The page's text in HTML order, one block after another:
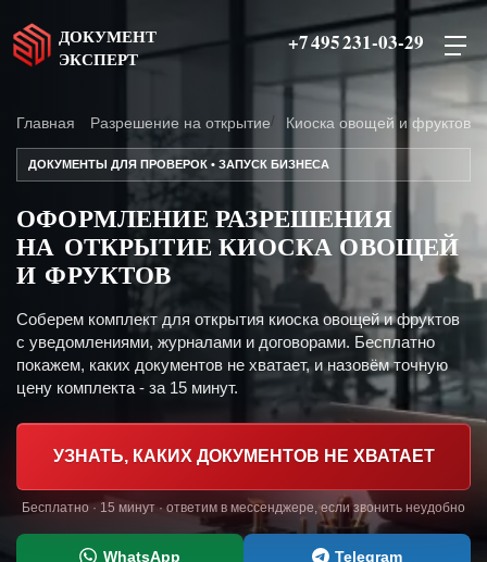
ДОКУМЕНТ
ЭКСПЕРТ
+7 495 231-03-29
Главная Разрешение на открытие Киоска овощей и фруктов
ДОКУМЕНТЫ ДЛЯ ПРОВЕРОК • ЗАПУСК БИЗНЕСА
ОФОРМЛЕНИЕ РАЗРЕШЕНИЯ
НА ОТКРЫТИЕ КИОСКА ОВОЩЕЙ
И ФРУКТОВ
Соберем комплект для открытия киоска овощей и фруктов
с уведомлениями, журналами и договорами. Бесплатно
покажем, каких документов не хватает, и назовём точную
цену комплекта - за 15 минут.
УЗНАТЬ, КАКИХ ДОКУМЕНТОВ НЕ ХВАТАЕТ
Бесплатно · 15 минут · ответим в мессенджере, если звонить неудобно
WhatsApp Telegram